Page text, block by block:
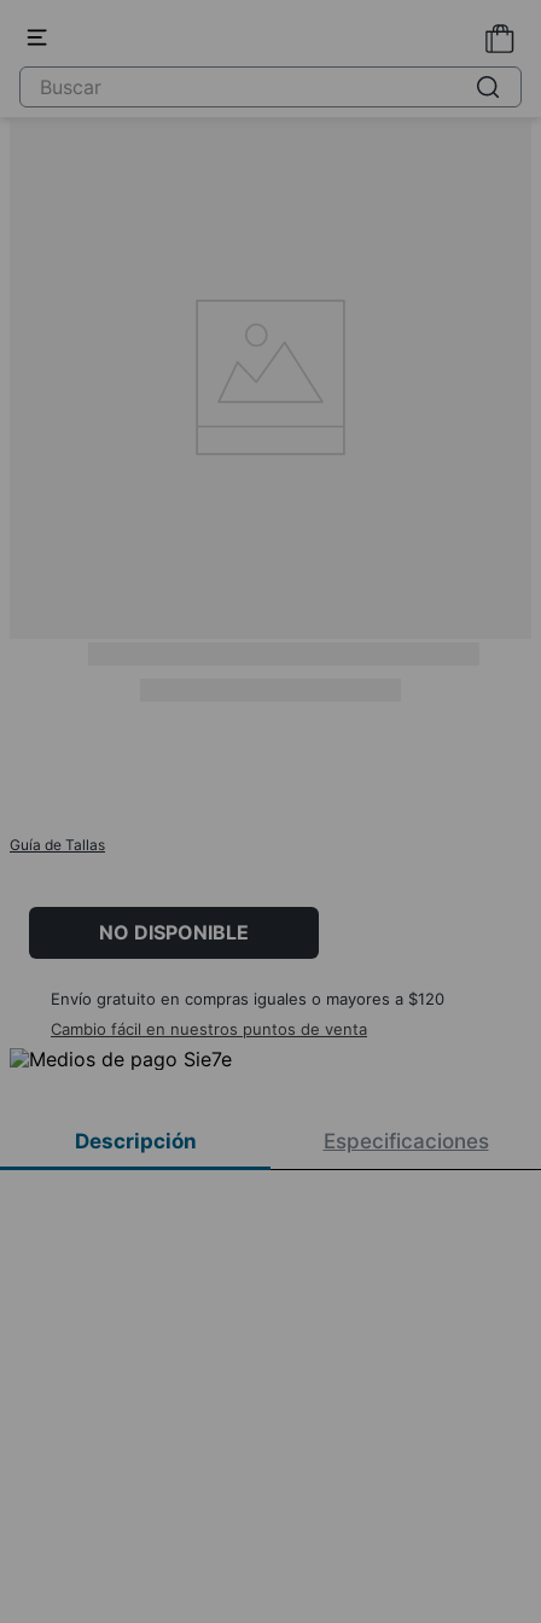
Guía de Tallas
NO DISPONIBLE
Envío gratuito en compras iguales o mayores a $120
Cambio fácil en nuestros puntos de venta
Descripción Especificaciones